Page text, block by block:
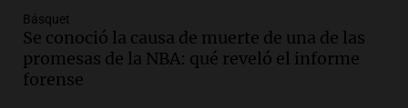
Audio.2° gol de Rosario Central a
Aldosivi (Campaz) - relato Gato Greco
Deportes Rosario
Básquet
Se conoció la causa de muerte de una de las
promesas de la NBA: qué reveló el informe
forense